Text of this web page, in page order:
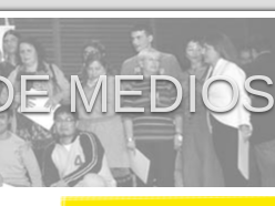
MEDIOS